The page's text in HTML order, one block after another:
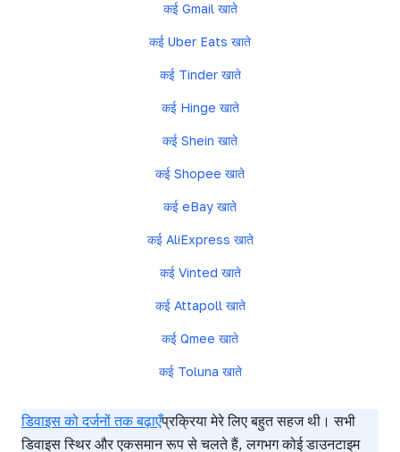
कई Gmail खाते
कई Uber Eats खाते
कई Tinder खाते
कई Hinge खाते
कई Shein खाते
कई Shopee खाते
कई eBay खाते
कई AliExpress खाते
कई Vinted खाते
कई Attapoll खाते
कई Qmee खाते
कई Toluna खाते
डिवाइस को दर्जनों तक बढ़ाएँप्रक्रिया मेरे लिए बहुत सहज थी। सभी
डिवाइस स्थिर और एकसमान रूप से चलते हैं, लगभग कोई डाउनटाइम